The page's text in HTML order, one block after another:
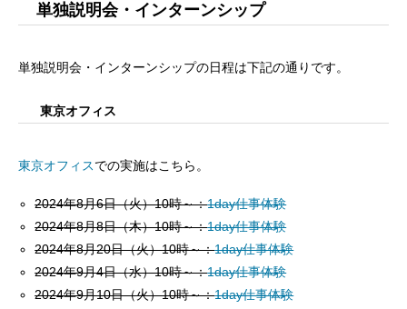
単独説明会・インターンシップ
単独説明会・インターンシップの日程は下記の通りです。
東京オフィス
東京オフィスでの実施はこちら。
2024年8月6日（火）10時～：1day仕事体験
2024年8月8日（木）10時～：1day仕事体験
2024年8月20日（火）10時～：1day仕事体験
2024年9月4日（水）10時～：1day仕事体験
2024年9月10日（火）10時～：1day仕事体験